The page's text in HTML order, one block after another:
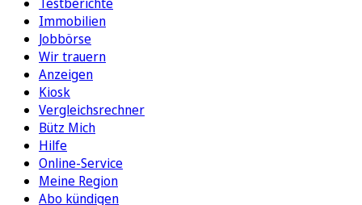
Immobilien
Jobbörse
Wir trauern
Anzeigen
Kiosk
Vergleichsrechner
Bütz Mich
Hilfe
Online-Service
Meine Region
Abo kündigen